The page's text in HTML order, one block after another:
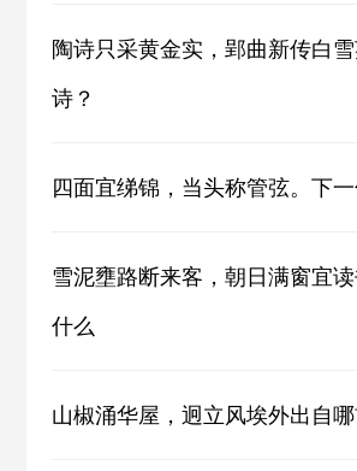
陶诗只采黄金实，郢曲新传白
诗？
四面宜绨锦，当头称管弦。下
雪泥壅路断来客，朝日满窗宜
什么
山椒涌华屋，迥立风埃外出自